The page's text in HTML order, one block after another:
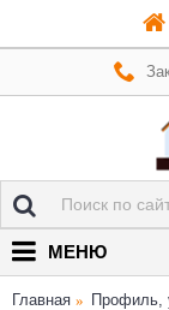
МЕНЮ
Главная
Профиль,